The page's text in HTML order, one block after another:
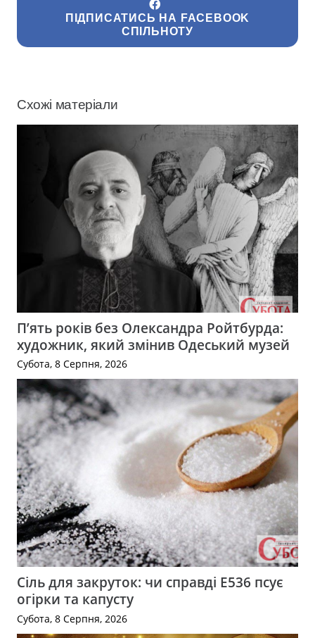
ПІДПИСАТИСЬ НА FACEBOOK
СПІЛЬНОТУ
Схожі матеріали
П’ять років без Олександра Ройтбурда:
художник, який змінив Одеський музей
Субота, 8 Серпня, 2026
Сіль для закруток: чи справді Е536 псує
огірки та капусту
Субота, 8 Серпня, 2026